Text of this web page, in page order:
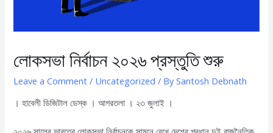
লোকসভা নির্বাচন ২০২৬ প্রস্তুতি শুরু
Leave a Comment / Uncategorized / BySantosh Debnath
। হাবেলী ডিজিটাল ডেস্ক । আগরতলা । ২৩ জুলাই ।